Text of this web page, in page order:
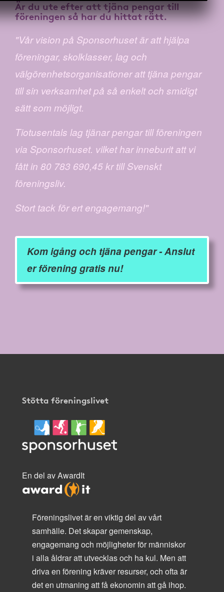
Är du ute efter atttjäna pengar till
föreningenså har du hittat rätt.
"Vår vision på Sponsorhuset är att hjälpa
föreningar, skolklasser, lag och
välgörenhetsorganisationer att tjäna pengar
till sin verksamhet på så enkelt och smidigt
sätt som möjligt.
Tiotusentals lag tjänar pengar till föreningen
via Sponsorhuset. vilket har inneburit att vi
fått in 80 783 690,45 kr till Svenskt
föreningsliv.
Stort tack för ert engagemang!"
Kom igång och tjäna pengar - Anslut
er förening gratis nu!
Stötta föreningslivet
En del av AwardIt
Föreningslivet är en viktig del av vårt
samhälle. Det skapar gemenskap,
engagemang och möjligheter för människor
i alla åldrar att utvecklas och ha kul. Men att
driva en förening kräver resurser, och ofta är
det en utmaning att få ekonomin att gå ihop.